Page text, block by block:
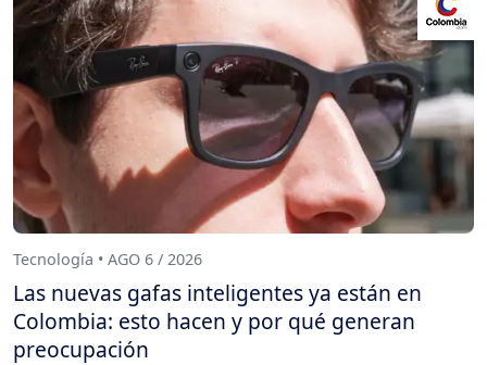
Tecnología • AGO 6 / 2026
Las nuevas gafas inteligentes ya están en
Colombia: esto hacen y por qué generan
preocupación